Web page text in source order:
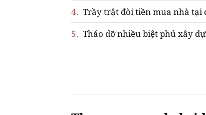
4. Trầy trật đòi tiền mua nhà tại
5. Tháo dỡ nhiều biệt phủ xây